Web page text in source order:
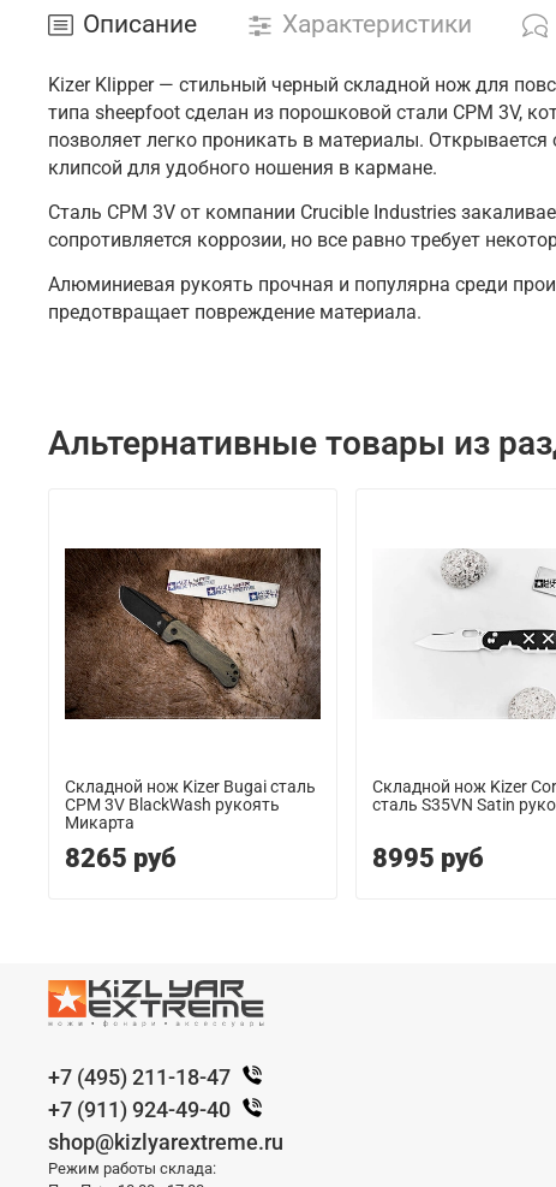
Описание Характеристики
Kizer Klipper — стильный черный складной нож для
типа sheepfoot сделан из порошковой стали CPM 3V,
позволяет легко проникать в материалы.
клипсой для удобного ношения в кармане.
Сталь CPM 3V от компании Crucible Industries
сопротивляется коррозии, но все равно требует
Алюминиевая рукоять прочная и популярна среди
предотвращает повреждение материала.
Альтернативные товары из
Складной нож Kizer Bugai сталь
CPM 3V BlackWash рукоять
Микарта
8265 руб
Складной нож Kizer
сталь S35VN Satin
8995 руб
+7 (495) 211-18-47
+7 (911) 924-49-40
shop@kizlyarextreme.ru
Режим работы склада: